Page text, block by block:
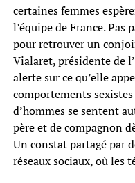
certaines femmes
l’équipe de France.
pour retrouver un
Vialaret, présidente de
alerte sur ce qu’elle
comportements
d’hommes se sentent
père et de compagnon
Un constat partagé par
réseaux sociaux, où les